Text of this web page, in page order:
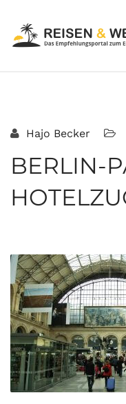
Hajo Becker
BERLIN-